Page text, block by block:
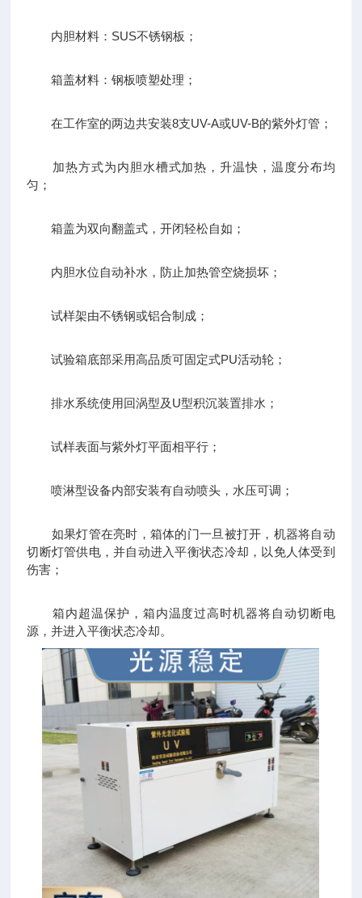
内胆材料：SUS不锈钢板；
箱盖材料：钢板喷塑处理；
在工作室的两边共安装8支UV-A或UV-B的紫外灯管；
加热方式为内胆水槽式加热，升温快，温度分布均
匀；
箱盖为双向翻盖式，开闭轻松自如；
内胆水位自动补水，防止加热管空烧损坏；
试样架由不锈钢或铝合制成；
试验箱底部采用高品质可固定式PU活动轮；
排水系统使用回涡型及U型积沉装置排水；
试样表面与紫外灯平面相平行；
喷淋型设备内部安装有自动喷头，水压可调；
如果灯管在亮时，箱体的门一旦被打开，机器将自动
切断灯管供电，并自动进入平衡状态冷却，以免人体受到
伤害；
箱内超温保护，箱内温度过高时机器将自动切断电
源，并进入平衡状态冷却。